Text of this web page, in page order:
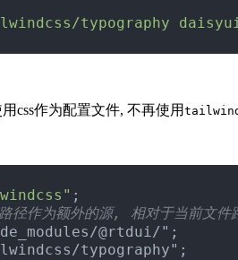
typography
css作为配置文件, 不再使用
;
作为额外的源, 相对于当前文
@rtdui/";
typography";